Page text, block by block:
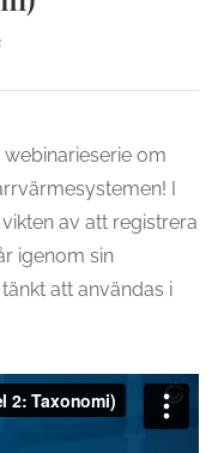
om
I
av att registrera
igenom sin
att användas i